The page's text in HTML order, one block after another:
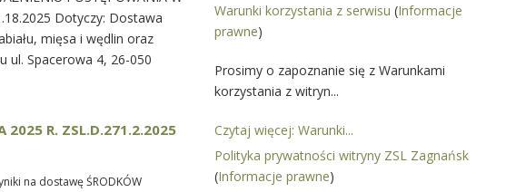
Dotyczy: Dostawa
mięsa i wędlin oraz
ul. Spacerowa 4, 26-050
2025 R. ZSL.D.271.2.2025
na dostawę ŚRODKÓW
Warunki korzystania z serwisu (Informacje
prawne)
Prosimy o zapoznanie się z Warunkami
korzystania z witryn...
Czytaj więcej: Warunki...
Polityka prywatności witryny ZSL Zagnańsk
(Informacje prawne)